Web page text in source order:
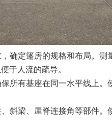
确定篷房的规格和布局。测
于人流的疏导。
所有基座在同一水平线上。
斜梁、屋脊连接角等部件。